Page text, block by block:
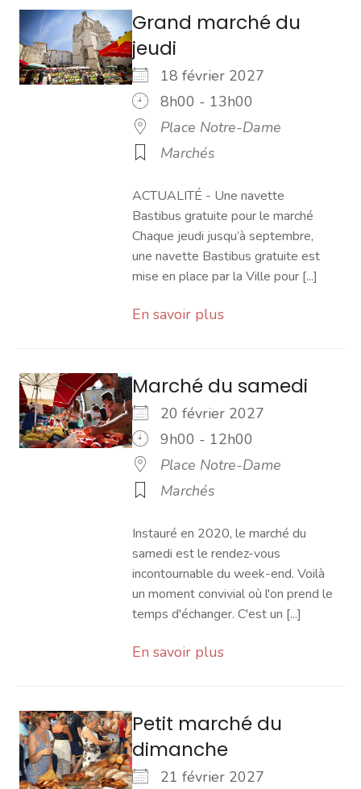
Grand marché du
jeudi
18 février 2027
8h00 - 13h00
Place Notre-Dame
Marchés
ACTUALITÉ - Une navette
Bastibus gratuite pour le marché
Chaque jeudi jusqu’à septembre,
une navette Bastibus gratuite est
mise en place par la Ville pour [...]
En savoir plus
Marché du samedi
20 février 2027
9h00 - 12h00
Place Notre-Dame
Marchés
Instauré en 2020, le marché du
samedi est le rendez-vous
incontournable du week-end. Voilà
un moment convivial où l'on prend le
temps d'échanger. C'est un [...]
En savoir plus
Petit marché du
dimanche
21 février 2027